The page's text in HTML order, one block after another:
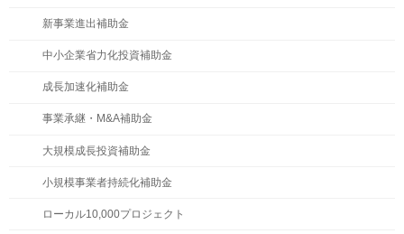
新事業進出補助金
中小企業省力化投資補助金
成長加速化補助金
事業承継・M&A補助金
大規模成長投資補助金
小規模事業者持続化補助金
ローカル10,000プロジェクト